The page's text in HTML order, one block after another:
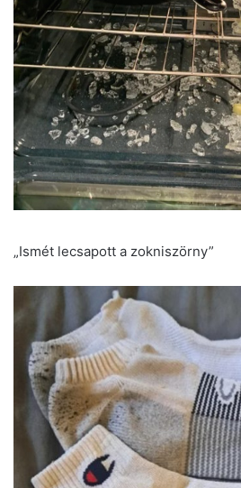
„Ismét lecsapott a zokniszörny”